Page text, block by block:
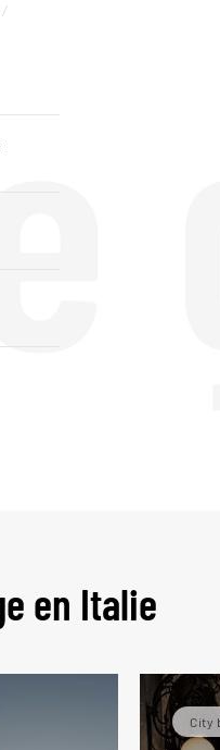
en Italie
City